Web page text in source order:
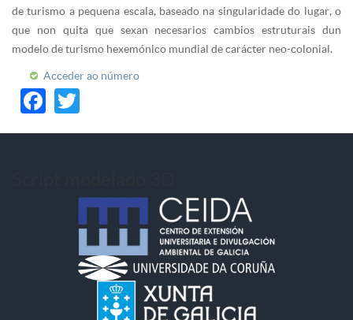
de turismo a pequena escala, baseado na singularidade do lugar, o
que non quita que sexan necesarios cambios estruturais dun
modelo de turismo hexemónico mundial de carácter neo-colonial.
Acceder ao número
Facebook